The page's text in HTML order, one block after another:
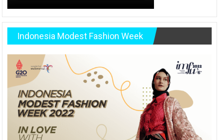
Indonesia Modest Fashion Week